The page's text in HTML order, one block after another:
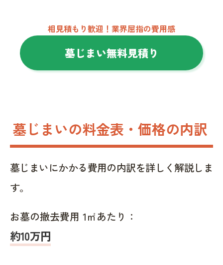
相見積もり歓迎！業界屈指の費用感
墓じまい無料見積り
墓じまいの料金表・価格の内訳
墓じまいにかかる費用の内訳を詳しく解説しま
す。
お墓の撤去費用 1㎡あたり：
約10万円